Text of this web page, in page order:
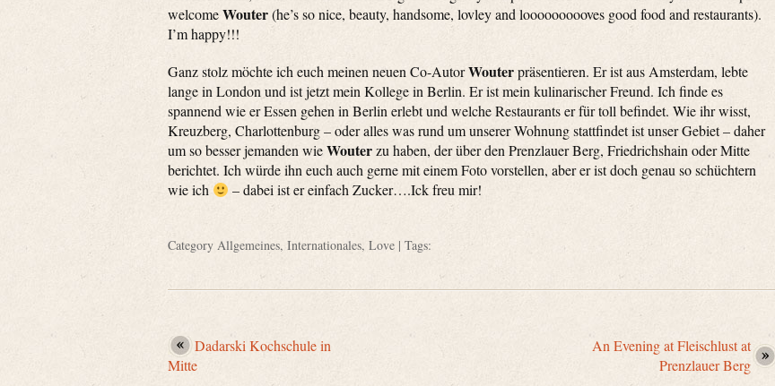
welcomeWouter(he’s so nice, beauty, handsome, lovley and loooooooooves good food and restaurants).
I’m happy!!!
Ganz stolz möchte ich euch meinen neuen Co-AutorWouterpräsentieren. Er ist aus Amsterdam, lebte
lange in London und ist jetzt mein Kollege in Berlin. Er ist mein kulinarischer Freund. Ich finde es
spannend wie er Essen gehen in Berlin erlebt und welche Restaurants er für toll befindet. Wie ihr wisst,
Kreuzberg, Charlottenburg – oder alles was rund um unserer Wohnung stattfindet ist unser Gebiet – daher
um so besser jemanden wieWouterzu haben, der über den Prenzlauer Berg, Friedrichshain oder Mitte
berichtet. Ich würde ihn euch auch gerne mit einem Foto vorstellen, aber er ist doch genau so schüchtern
wie ich
– dabei ist er einfach Zucker….Ick freu mir!
Category Allgemeines, Internationales, Love | Tags:
Dadarski Kochschule in
Mitte
An Evening at Fleischlust at
Prenzlauer Berg